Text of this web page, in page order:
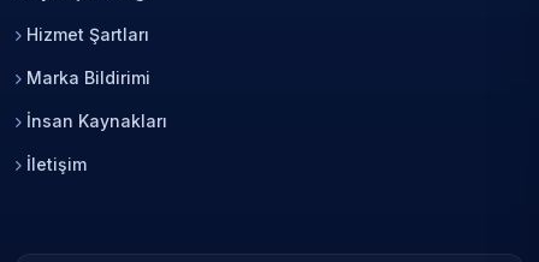
Hizmet Şartları
Marka Bildirimi
İnsan Kaynakları
İletişim